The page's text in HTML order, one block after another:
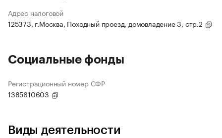
Адрес налоговой
125373, г.Москва, Походный проезд, домовладение 3, стр.2
Социальные фонды
Регистрационный номер СФР
1385610603
Виды деятельности